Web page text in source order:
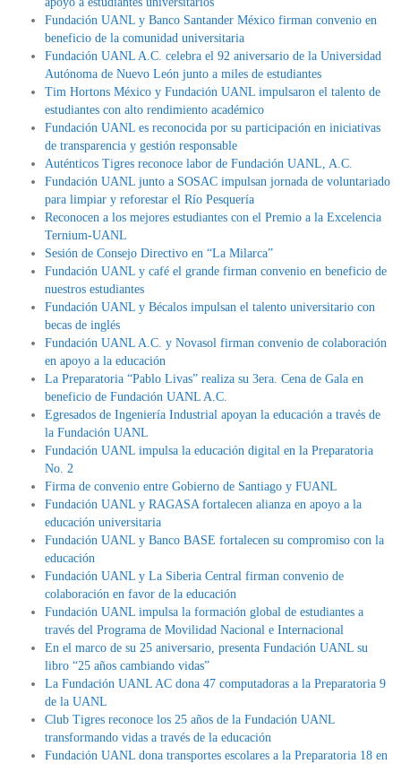
Fundación UANL y Banco Santander México firman convenio en
beneficio de la comunidad universitaria
Fundación UANL A.C. celebra el 92 aniversario de la Universidad
Autónoma de Nuevo León junto a miles de estudiantes
Tim Hortons México y Fundación UANL impulsaron el talento de
estudiantes con alto rendimiento académico
Fundación UANL es reconocida por su participación en iniciativas
de transparencia y gestión responsable
Auténticos Tigres reconoce labor de Fundación UANL, A.C.
Fundación UANL junto a SOSAC impulsan jornada de voluntariado
para limpiar y reforestar el Río Pesquería
Reconocen a los mejores estudiantes con el Premio a la Excelencia
Ternium-UANL
Sesión de Consejo Directivo en “La Milarca”
Fundación UANL y café el grande firman convenio en beneficio de
nuestros estudiantes
Fundación UANL y Bécalos impulsan el talento universitario con
becas de inglés
Fundación UANL A.C. y Novasol firman convenio de colaboración
en apoyo a la educación
La Preparatoria “Pablo Livas” realiza su 3era. Cena de Gala en
beneficio de Fundación UANL A.C.
Egresados de Ingeniería Industrial apoyan la educación a través de
la Fundación UANL
Fundación UANL impulsa la educación digital en la Preparatoria
No. 2
Firma de convenio entre Gobierno de Santiago y FUANL
Fundación UANL y RAGASA fortalecen alianza en apoyo a la
educación universitaria
Fundación UANL y Banco BASE fortalecen su compromiso con la
educación
Fundación UANL y La Siberia Central firman convenio de
colaboración en favor de la educación
Fundación UANL impulsa la formación global de estudiantes a
través del Programa de Movilidad Nacional e Internacional
En el marco de su 25 aniversario, presenta Fundación UANL su
libro “25 años cambiando vidas”
La Fundación UANL AC dona 47 computadoras a la Preparatoria 9
de la UANL
Club Tigres reconoce los 25 años de la Fundación UANL
transformando vidas a través de la educación
Fundación UANL dona transportes escolares a la Preparatoria 18 en